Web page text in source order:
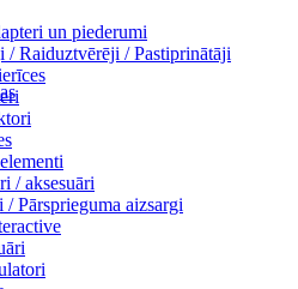
un piederumi
/ Raiduztvērēji / Pastiprinātāji
/ aksesuāri
/ Pārsprieguma aizsargi